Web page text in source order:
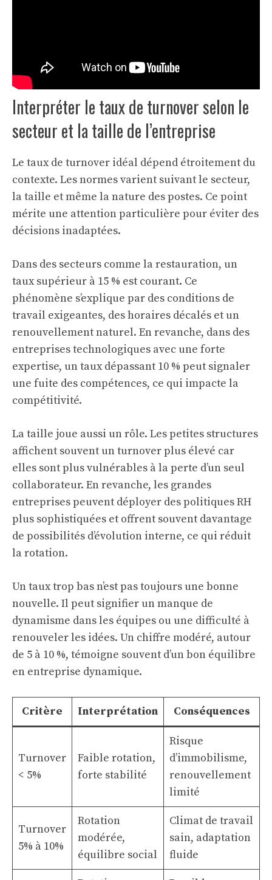
Interpréter le taux de turnover selon le
secteur et la taille de l’entreprise
Le taux de turnover idéal dépend étroitement du
contexte. Les normes varient suivant le secteur,
la taille et même la nature des postes. Ce point
mérite une attention particulière pour éviter des
décisions inadaptées.
Dans des secteurs comme la restauration, un
taux supérieur à 15 % est courant. Ce
phénomène s’explique par des conditions de
travail exigeantes, des horaires décalés et un
renouvellement naturel. En revanche, dans des
entreprises technologiques avec une forte
expertise, un taux dépassant 10 % peut signaler
une fuite des compétences, ce qui impacte la
compétitivité.
La taille joue aussi un rôle. Les petites structures
affichent souvent un turnover plus élevé car
elles sont plus vulnérables à la perte d’un seul
collaborateur. En revanche, les grandes
entreprises peuvent déployer des politiques RH
plus sophistiquées et offrent souvent davantage
de possibilités d’évolution interne, ce qui réduit
la rotation.
Un taux trop bas n’est pas toujours une bonne
nouvelle. Il peut signifier un manque de
dynamisme dans les équipes ou une difficulté à
renouveler les idées. Un chiffre modéré, autour
de 5 à 10 %, témoigne souvent d’un bon équilibre
en entreprise dynamique.
Critère Interprétation Conséquences
Turnover
< 5%
Faible rotation,
forte stabilité
Risque
d’immobilisme,
renouvellement
limité
Turnover
5% à 10%
Rotation
modérée,
équilibre social
Climat de travail
sain, adaptation
fluide